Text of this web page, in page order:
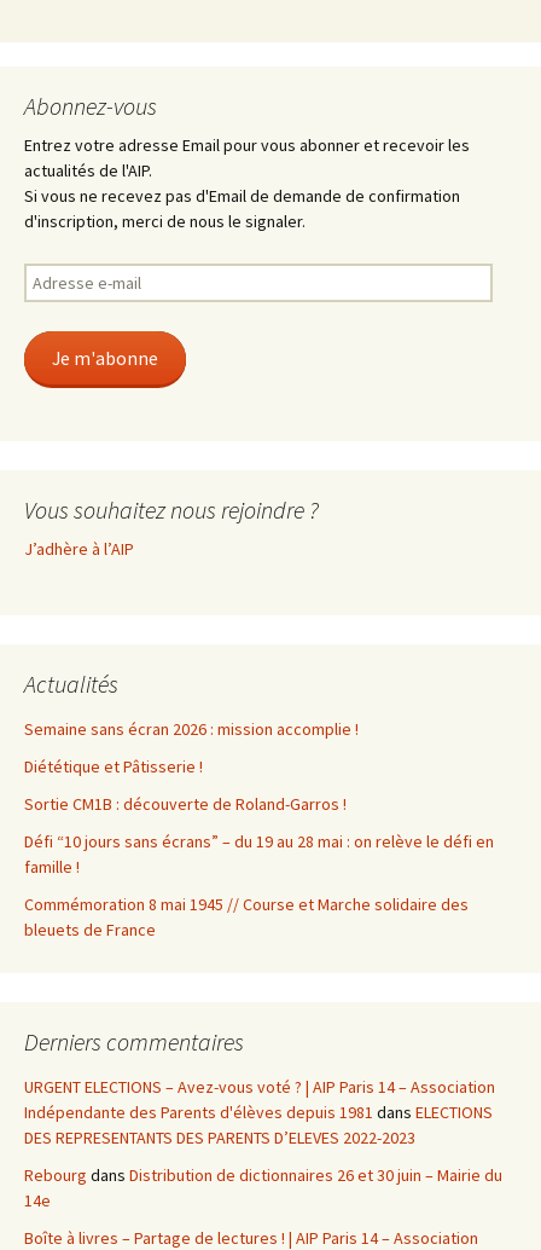
Abonnez-vous
Entrez votre adresse Email pour vous abonner et recevoir les
actualités de l'AIP.
Si vous ne recevez pas d'Email de demande de confirmation
d'inscription, merci de nous le signaler.
Adresse
e-
Je m'abonne
Vous souhaitez nous rejoindre ?
J’adhère à l’AIP
Actualités
Semaine sans écran 2026 : mission accomplie !
Diététique et Pâtisserie !
Sortie CM1B : découverte de Roland-Garros !
Défi “10 jours sans écrans” – du 19 au 28 mai : on relève le défi en
famille !
Commémoration 8 mai 1945 // Course et Marche solidaire des
bleuets de France
Derniers commentaires
URGENT ELECTIONS – Avez-vous voté ? | AIP Paris 14 – Association
Indépendante des Parents d'élèves depuis 1981 dans ELECTIONS
DES REPRESENTANTS DES PARENTS D’ELEVES 2022-2023
Rebourg dans Distribution de dictionnaires 26 et 30 juin – Mairie du
14e
Boîte à livres – Partage de lectures ! | AIP Paris 14 – Association